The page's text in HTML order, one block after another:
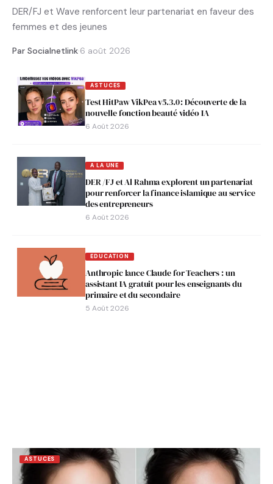
DER/FJ et Wave renforcent leur partenariat en faveur des
femmes et des jeunes
Par Socialnetlink·6 août 2026
ASTUCES
Test HitPaw VikPea v5.3.0 : Découverte de la
nouvelle fonction beauté vidéo IA
6 Août 2026
A LA UNE
DER /FJ et Al Rahma explorent un partenariat
pour renforcer la finance islamique au service
des entrepreneurs
6 Août 2026
EDUCATION
Anthropic lance Claude for Teachers : un
assistant IA gratuit pour les enseignants du
primaire et du secondaire
5 Août 2026
ASTUCES